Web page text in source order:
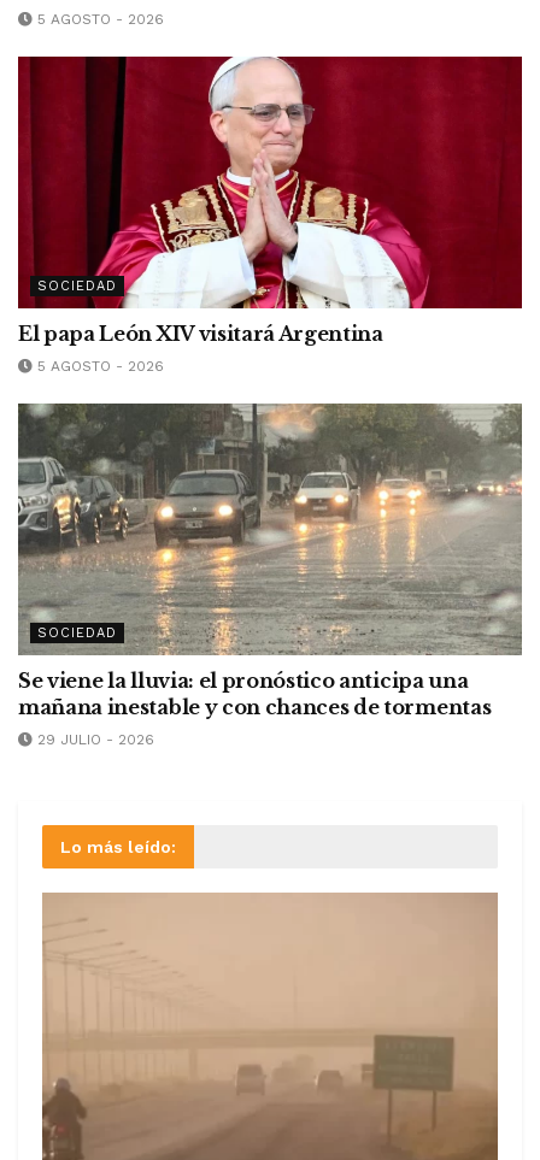
5 AGOSTO - 2026
SOCIEDAD
El papa León XIV visitará Argentina
5 AGOSTO - 2026
SOCIEDAD
Se viene la lluvia: el pronóstico anticipa una
mañana inestable y con chances de tormentas
29 JULIO - 2026
Lo más leído: